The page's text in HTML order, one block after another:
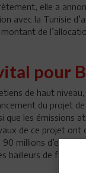
elle a
avec la Tunisie
de
pour
de haut
du projet
que les émissions
de ce projet ont
millions
bailleurs de fonds